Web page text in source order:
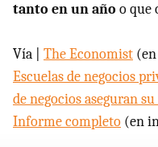
tanto en un año o que
Vía | The Economist
Escuelas de negocios
de negocios aseguran
Informe completo (en